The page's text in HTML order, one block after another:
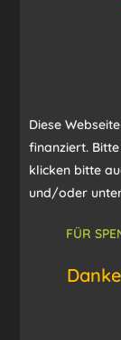
Diese
finanziert.
klicken bitte
und/oder
FÜR